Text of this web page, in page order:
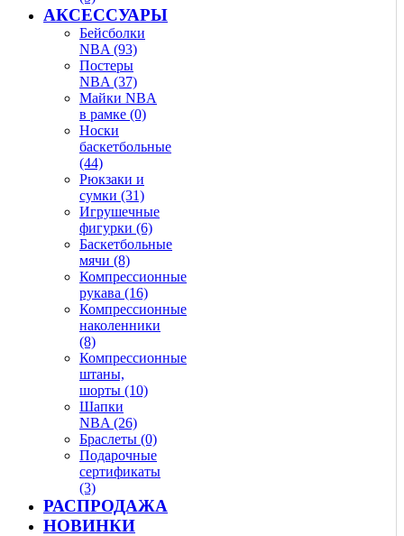
АКСЕССУАРЫ
Бейсболки
NBA (93)
Постеры
NBA (37)
Майки NBA
в рамке (0)
Носки
баскетбольные
(44)
Рюкзаки и
сумки (31)
Игрушечные
фигурки (6)
Баскетбольные
мячи (8)
Компрессионные
рукава (16)
Компрессионные
наколенники
(8)
Компрессионные
штаны,
шорты (10)
Шапки
NBA (26)
Браслеты (0)
Подарочные
сертификаты
(3)
РАСПРОДАЖА
НОВИНКИ